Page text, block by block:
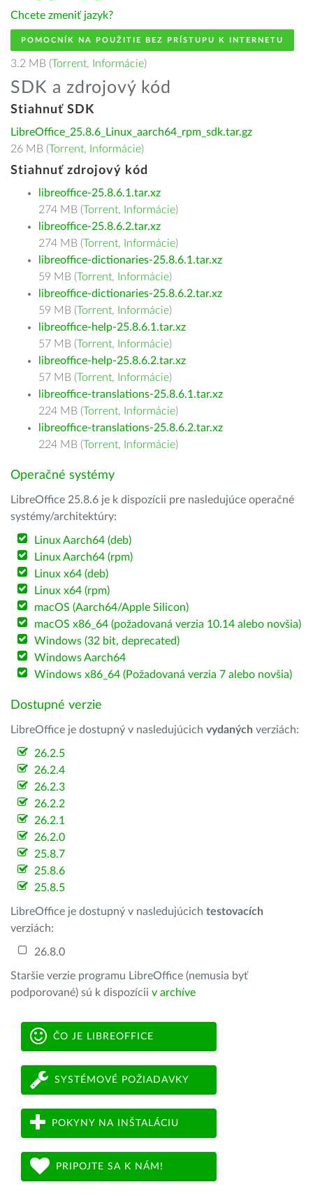
Chcete zmeniť jazyk?
POMOCNÍK NA POUŽITIE BEZ PRÍSTUPU K INTERNETU
3.2 MB (Torrent, Informácie)
SDK a zdrojový kód
Stiahnuť SDK
LibreOffice_25.8.6_Linux_aarch64_rpm_sdk.tar.gz
26 MB (Torrent, Informácie)
Stiahnuť zdrojový kód
libreoffice-25.8.6.1.tar.xz
274 MB (Torrent, Informácie)
libreoffice-25.8.6.2.tar.xz
274 MB (Torrent, Informácie)
libreoffice-dictionaries-25.8.6.1.tar.xz
59 MB (Torrent, Informácie)
libreoffice-dictionaries-25.8.6.2.tar.xz
59 MB (Torrent, Informácie)
libreoffice-help-25.8.6.1.tar.xz
57 MB (Torrent, Informácie)
libreoffice-help-25.8.6.2.tar.xz
57 MB (Torrent, Informácie)
libreoffice-translations-25.8.6.1.tar.xz
224 MB (Torrent, Informácie)
libreoffice-translations-25.8.6.2.tar.xz
224 MB (Torrent, Informácie)
Operačné systémy
LibreOffice 25.8.6 je k dispozícii pre nasledujúce operačné
systémy/architektúry:
Linux Aarch64 (deb)
Linux Aarch64 (rpm)
Linux x64 (deb)
Linux x64 (rpm)
macOS (Aarch64/Apple Silicon)
macOS x86_64 (požadovaná verzia 10.14 alebo novšia)
Windows (32 bit, deprecated)
Windows Aarch64
Windows x86_64 (Požadovaná verzia 7 alebo novšia)
Dostupné verzie
LibreOffice je dostupný v nasledujúcich vydaných verziách:
26.2.5
26.2.4
26.2.3
26.2.2
26.2.1
26.2.0
25.8.7
25.8.6
25.8.5
LibreOffice je dostupný v nasledujúcich testovacích
verziách:
26.8.0
Staršie verzie programu LibreOffice (nemusia byť
podporované) sú k dispozícii v archíve
ČO JE LIBREOFFICE
SYSTÉMOVÉ POŽIADAVKY
POKYNY NA INŠTALÁCIU
PRIPOJTE SA K NÁM!